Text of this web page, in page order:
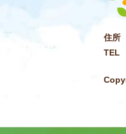
住所
TEL